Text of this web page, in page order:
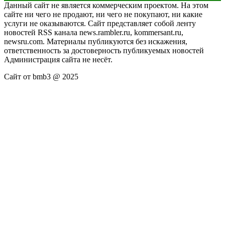
Данный сайт не является коммерческим проектом. На этом
сайте ни чего не продают, ни чего не покупают, ни какие
услуги не оказываются. Сайт представляет собой ленту
новостей RSS канала news.rambler.ru, kommersant.ru,
newsru.com. Материалы публикуются без искажения,
ответственность за достоверность публикуемых новостей
Администрация сайта не несёт.
Сайт от bmb3 @ 2025